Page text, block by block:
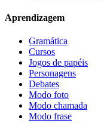
Aprendizagem
Gramática
Cursos
Jogos de papéis
Personagens
Debates
Modo foto
Modo chamada
Modo frase